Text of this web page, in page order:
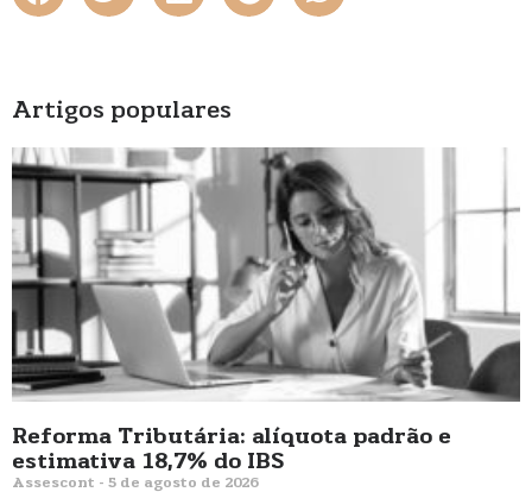
Artigos populares
Reforma Tributária: alíquota padrão e
estimativa 18,7% do IBS
Assescont 5 de agosto de 2026